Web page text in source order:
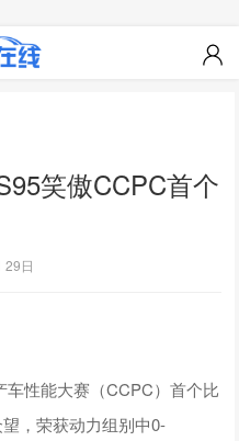
笑傲CCPC首个
29日
车性能大赛（CCPC）首个比
，荣获动力组别中0-